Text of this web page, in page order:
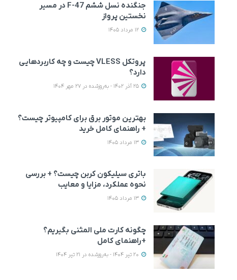
جنگنده نسل ششم F-47 در مسیر
نخستین پرواز
پروتکل VLESS چیست و چه کاربردهایی
دارد؟
بهترین موتور برق برای کامپیوتر چیست؟
+ راهنمای کامل خرید
باتری سیلیکون کربن چیست؟ + بررسی
نحوه عملکرد، مزایا و معایب
چگونه کارت ملی المثنی بگیریم؟
+راهنمای کامل